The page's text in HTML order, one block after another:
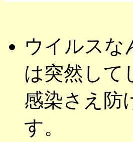
ウイルスな
は突然して
感染さえ防
す。